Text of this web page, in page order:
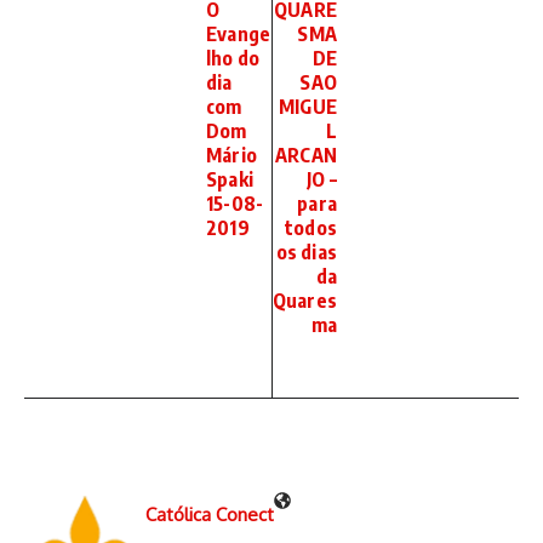
O
Evange
lho do
dia
com
Dom
Mário
Spaki
15-08-
2019
QUARE
SMA
DE
SAO
MIGUE
L
ARCAN
JO –
para
todos
os dias
da
Quares
ma
Católica Conect